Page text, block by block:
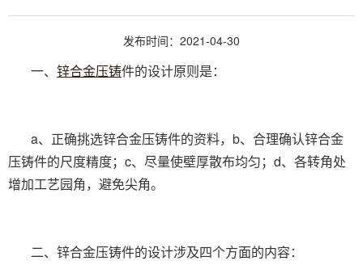
发布时间：2021-04-30
一、 锌合金压铸件的设计原则是：
a、正确挑选锌合金压铸件的资料，b、合理确认锌合金
压铸件的尺度精度；c、尽量使壁厚散布均匀；d、各转角处
增加工艺园角，避免尖角。
二、锌合金压铸件的设计涉及四个方面的内容：